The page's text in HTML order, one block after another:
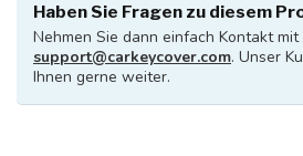
Haben Sie Fragen zu diesem
Nehmen Sie dann einfach Kontakt mit
support@carkeycover.com. Unser
Ihnen gerne weiter.